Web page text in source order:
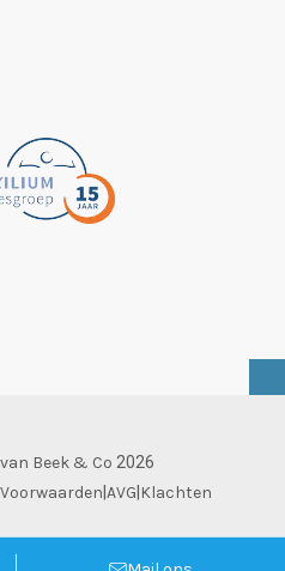
van Beek & Co 2026
Voorwaarden AVG Klachten